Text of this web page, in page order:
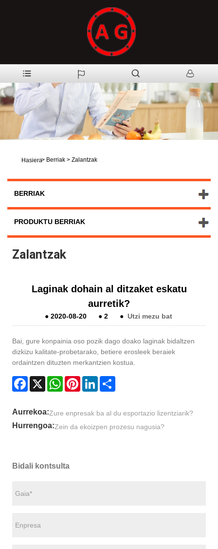
Hasiera> Berriak > Zalantzak
BERRIAK
PRODUKTU BERRIAK
Zalantzak
Laginak dohain al ditzaket eskatu
aurretik?
●2020-08-20 ●2 ● Utzi mezu bat
Bai, gure konpainia oso pozik dago doako laginak bidaltzen
dizkizu kalitate-probetarako, betiere erosleek beraiek
ordaintzen dituzten merkantzien kostua.
Facebook
X WhatsAppPinterestLinkedIn
Aurrekoa:Zure enpresak ba al du esportazio lizentziarik?
Hurrengoa:Zein da ekoizpen prozesu nagusia?
Bidali kontsulta